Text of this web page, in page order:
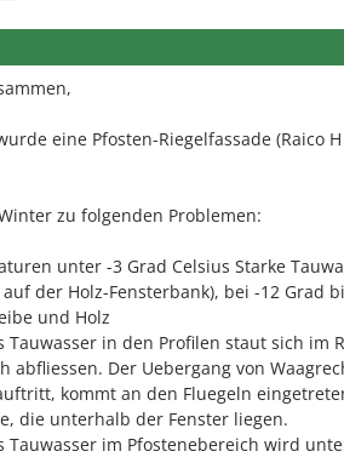
eine Pfosten-Riegelfassade
zu folgenden Problemen:
unter -3 Grad Celsius Starke
der Holz-Fensterbank), bei -12 Grad
und Holz
Tauwasser in den Profilen staut sich im
abfliessen. Der Uebergang von
kommt an den Fluegeln
die unterhalb der Fenster liegen.
Tauwasser im Pfostenebereich wird